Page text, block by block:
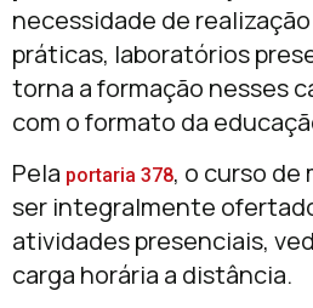
necessidade de
práticas, laboratórios
torna a formação nesses
com o formato da
Pela portaria 378, o curso de
ser integralmente
atividades presenciais,
carga horária a distância.